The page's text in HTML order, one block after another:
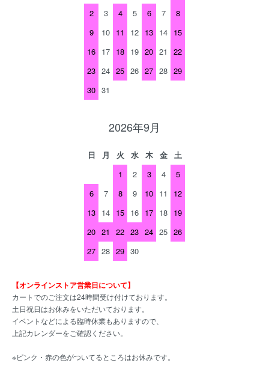
2
3 4 5 6 7
8
9
10 11 12 13 14 15
16 17 18 19 20 21
22
23 24 25 26 27 28 29
30 31
2026年9月
日 月 火 水 木 金
土
1
2 3 4
5
6
7 8 9 10 11
12
13 14 15 16 17 18 19
20 21 22 23 24 25 26
27 28 29 30
【オンラインストア営業日について】
カートでのご注文は24時間受け付けております。
土日祝日はお休みをいただいております。
イベントなどによる臨時休業もありますので、
上記カレンダーをご確認ください。
※ピンク・赤の色がついてるところはお休みです。